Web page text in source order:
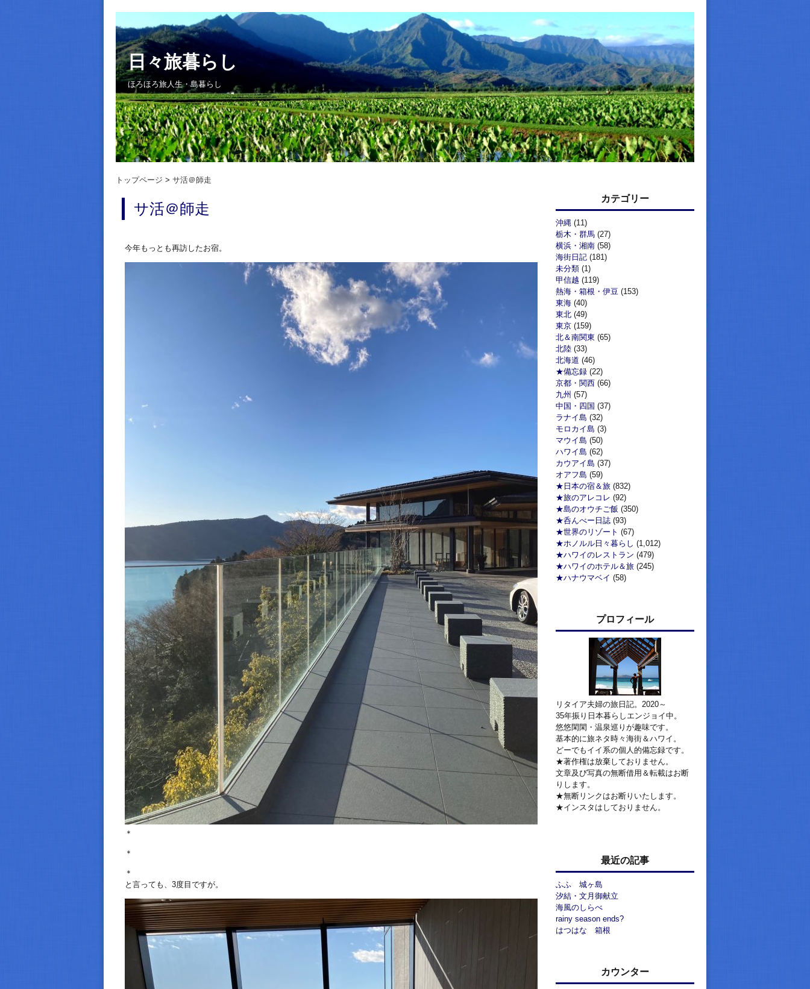
日々旅暮らし
ほろほろ旅人生・島暮らし
トップページ サ活＠師走
サ活＠師走
今年もっとも再訪したお宿。
＊
＊
＊
と言っても、3度目ですが。
カテゴリー
沖縄 (11)
栃木・群馬 (27)
横浜・湘南 (58)
海街日記 (181)
未分類 (1)
甲信越 (119)
熱海・箱根・伊豆 (153)
東海 (40)
東北 (49)
東京 (159)
北＆南関東 (65)
北陸 (33)
北海道 (46)
★備忘録 (22)
京都・関西 (66)
九州 (57)
中国・四国 (37)
ラナイ島 (32)
モロカイ島 (3)
マウイ島 (50)
ハワイ島 (62)
カウアイ島 (37)
オアフ島 (59)
★日本の宿＆旅 (832)
★旅のアレコレ (92)
★島のオウチご飯 (350)
★呑んべー日誌 (93)
★世界のリゾート (67)
★ホノルル日々暮らし (1,012)
★ハワイのレストラン (479)
★ハワイのホテル＆旅 (245)
★ハナウマベイ (58)
プロフィール
リタイア夫婦の旅日記。2020～
35年振り日本暮らしエンジョイ中。
悠悠閑閑・温泉巡りが趣味です。
基本的に旅ネタ時々海街＆ハワイ。
どーでもイイ系の個人的備忘録です。
★著作権は放棄しておりません。
文章及び写真の無断借用＆転載はお断
りします。
★無断リンクはお断りいたします。
★インスタはしておりません。
最近の記事
ふふ 城ヶ島
汐結・文月御献立
海風のしらべ
rainy season ends?
はつはな 箱根
カウンター